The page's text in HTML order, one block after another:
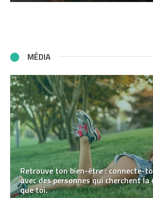
MÉDIA
Retrouve ton bien-être : connecte-
avec des personnes qui cherchent la
que toi.